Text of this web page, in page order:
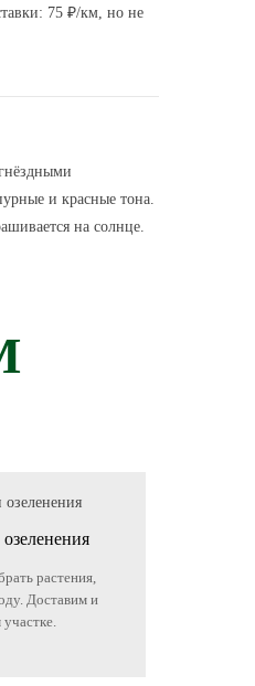
75 ₽/км, но не
и красные тона.
на солнце.
растения,
Доставим и